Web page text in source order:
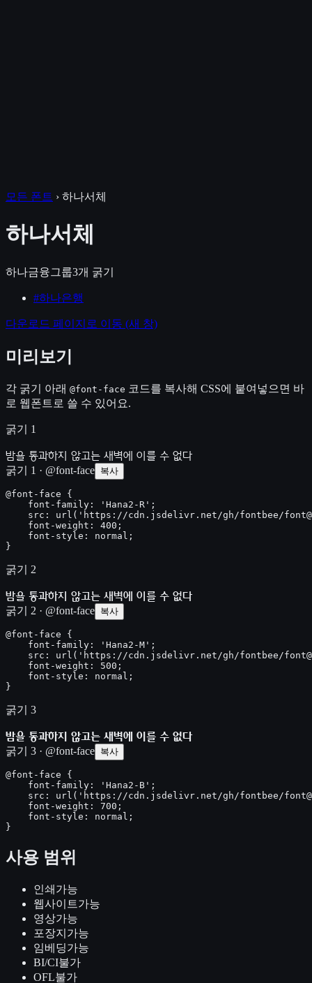
모든 폰트 › 하나서체
하나서체
하나금융그룹3개 굵기
#하나은행
다운로드 페이지로 이동 (새 창)
미리보기
각 굵기 아래 @font-face 코드를 복사해 CSS에 붙여넣으면 바
로 웹폰트로 쓸 수 있어요.
굵기 1
밤을 통과하지 않고는 새벽에 이를 수 없다
굵기 1 · @font-face 복사
@font-face {
    font-family: 'Hana2-R';
src: url('https://cdn.jsdelivr.net/gh/fontbee/
    font-weight: 400;
    font-style: normal;
}
굵기 2
밤을 통과하지 않고는 새벽에 이를 수 없다
굵기 2 · @font-face 복사
@font-face {
    font-family: 'Hana2-M';
src: url('https://cdn.jsdelivr.net/gh/fontbee/
    font-weight: 500;
    font-style: normal;
}
굵기 3
밤을 통과하지 않고는 새벽에 이를 수 없다
굵기 3 · @font-face 복사
@font-face {
    font-family: 'Hana2-B';
src: url('https://cdn.jsdelivr.net/gh/fontbee/
    font-weight: 700;
    font-style: normal;
}
사용 범위
인쇄 가능
웹사이트가능
영상가능
포장지 가능
임베딩가능
BI/CI불가
OFL불가